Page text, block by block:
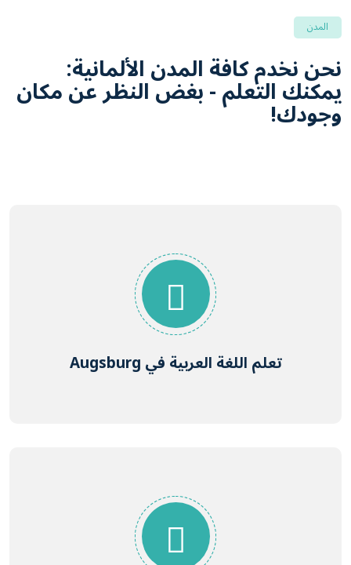
المدن
نحن نخدم كافة المدن الألمانية:
يمكنك التعلم - بغض النظر عن مكان
وجودك!
تعلم اللغة العربية في Augsburg